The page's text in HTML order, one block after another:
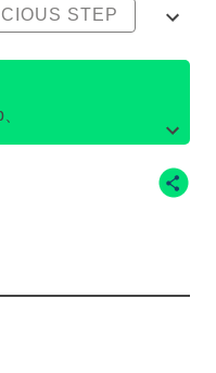
STEP
IG@caai.cc、Kavu官